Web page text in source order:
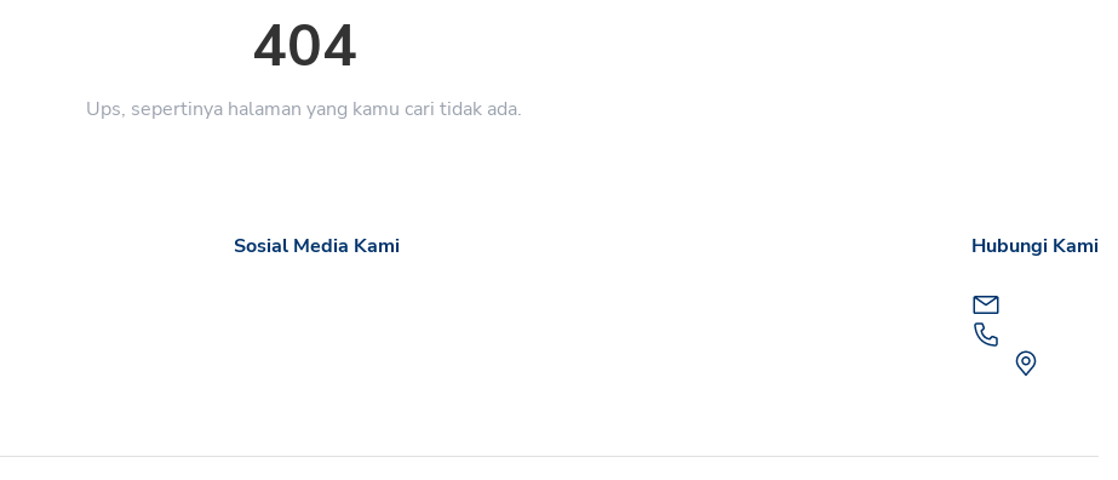
404
Ups, sepertinya halaman yang kamu cari tidak ada.
Sosial Media Kami Hubungi Kami